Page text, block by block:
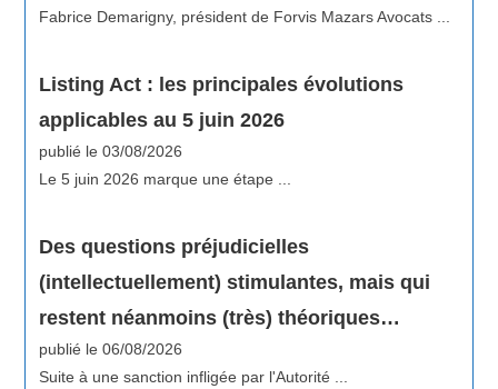
Fabrice Demarigny, président de Forvis Mazars Avocats ...
Listing Act : les principales évolutions
applicables au 5 juin 2026
publié le 03/08/2026
Le 5 juin 2026 marque une étape ...
Des questions préjudicielles
(intellectuellement) stimulantes, mais qui
restent néanmoins (très) théoriques…
publié le 06/08/2026
Suite à une sanction infligée par l'Autorité ...